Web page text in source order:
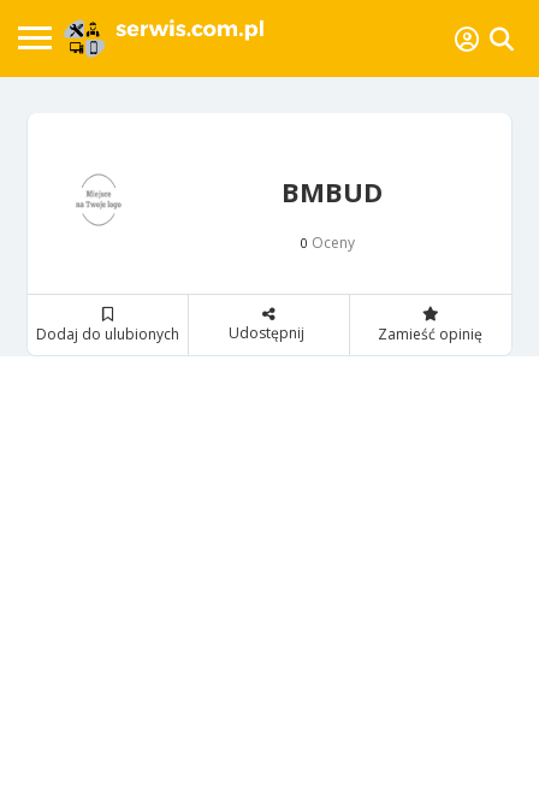
BMBUD
0 Oceny
Dodaj do ulubionych Udostępnij Zamieść opinię